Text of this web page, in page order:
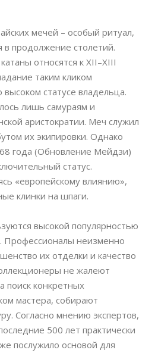
мечей – особый ритуал,
в продолжение столетий.
относятся к XII–XIII
таким кликом
высоком статусе владельца.
лишь самураям и
аристократии. Меч служил
их экипировки. Однако
года (Обновление Мейдзи)
статус.
«европейскому влиянию»,
клинки на шпаги.
высокой популярностью
Профессионалы неизменно
их отделки и качество
не жалеют
поиск конкретных
мастера, собирают
Согласно мнению экспертов,
500 лет практически
послужило основой для